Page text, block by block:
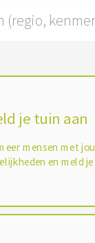
je tuin aan
mensen met
en meld